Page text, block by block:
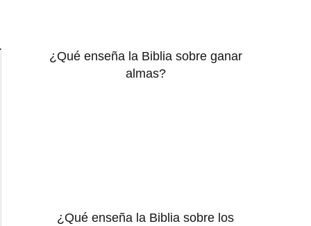
¿Qué enseña la Biblia sobre ganar
almas?
¿Qué enseña la Biblia sobre los